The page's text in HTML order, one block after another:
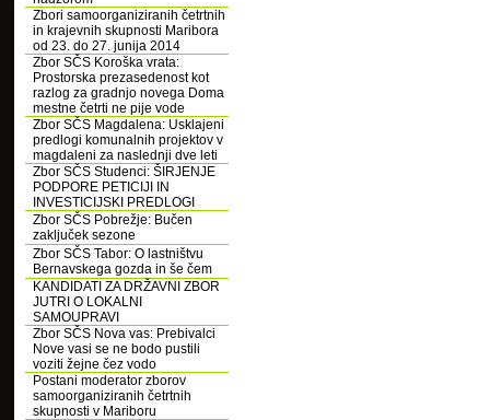
Zbori samoorganiziranih četrtnih
in krajevnih skupnosti Maribora
od 23. do 27. junija 2014
Zbor SČS Koroška vrata:
Prostorska prezasedenost kot
razlog za gradnjo novega Doma
mestne četrti ne pije vode
Zbor SČS Magdalena: Usklajeni
predlogi komunalnih projektov v
magdaleni za naslednji dve leti
Zbor SČS Studenci: ŠIRJENJE
PODPORE PETICIJI IN
INVESTICIJSKI PREDLOGI
Zbor SČS Pobrežje: Bučen
zaključek sezone
Zbor SČS Tabor: O lastništvu
Bernavskega gozda in še čem
KANDIDATI ZA DRŽAVNI ZBOR
JUTRI O LOKALNI
SAMOUPRAVI
Zbor SČS Nova vas: Prebivalci
Nove vasi se ne bodo pustili
voziti žejne čez vodo
Postani moderator zborov
samoorganiziranih četrtnih
skupnosti v Mariboru